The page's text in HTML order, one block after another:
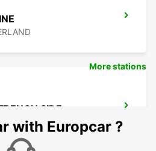
SIDE
More stations
with Europcar ?